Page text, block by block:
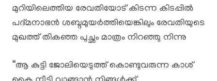
മുറിയിലെത്തിയ രേവതിയോട് കിടന്ന കിടപ്പിൽ
പദ്മനാഭൻ ശബ്ദമുയർത്തിയെങ്കിലും രേവതിയുടെ
മുഖത്ത് തികഞ്ഞ പുച്ഛം മാത്രം നിറഞ്ഞു നിന്നു
“ആ കുട്ടി ജോലിയെടുത്ത് കൊണ്ടുവരുന്ന കാശ്